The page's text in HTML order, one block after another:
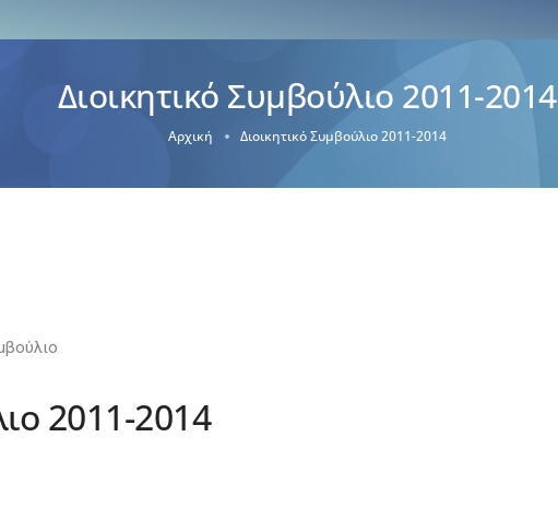
Διοικητικό Συμβούλιο 2011-2014
Αρχική Διοικητικό Συμβούλιο 2011-2014
2011-2014